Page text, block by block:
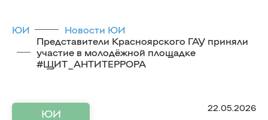
ЮИ
Новости ЮИ
Представители Красноярского ГАУ приняли
участие в молодёжной площадке
#ЩИТ_АНТИТЕРРОРА
ЮИ 22.05.2026